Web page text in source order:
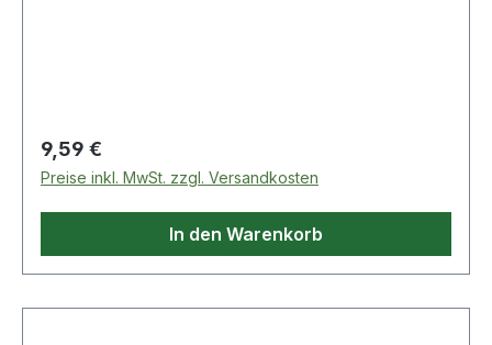
Regulärer Preis:
9,59 €
Preise inkl. MwSt. zzgl. Versandkosten
In den Warenkorb